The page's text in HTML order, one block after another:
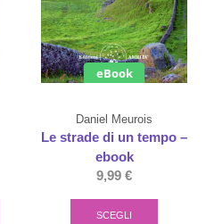
eBook
Daniel Meurois
Le strade di un tempo –
ebook
9,99 €
SCEGLI